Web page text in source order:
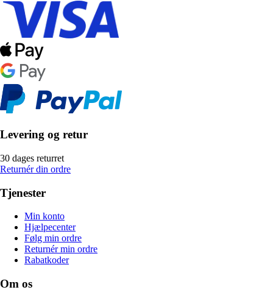
Levering og retur
30 dages returret
Returnér din ordre
Tjenester
Min konto
Hjælpecenter
Følg min ordre
Returnér min ordre
Rabatkoder
Om os